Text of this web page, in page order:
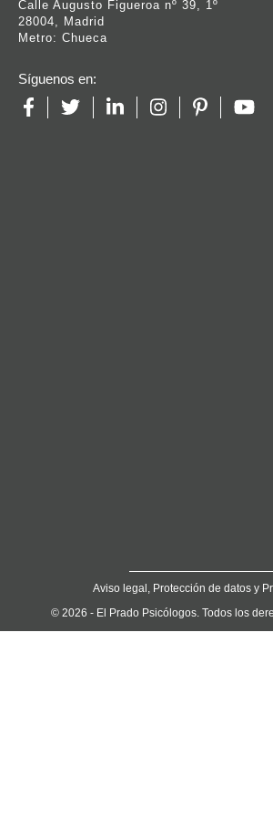
Calle Augusto Figueroa nº 39, 1º
28004, Madrid
Metro: Chueca
Síguenos en:
Aviso legal, Protección de datos y
© 2026 - El Prado Psicólogos. Todos los